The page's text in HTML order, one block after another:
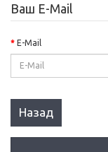
Ваш E-Mail
E-Mail
Назад